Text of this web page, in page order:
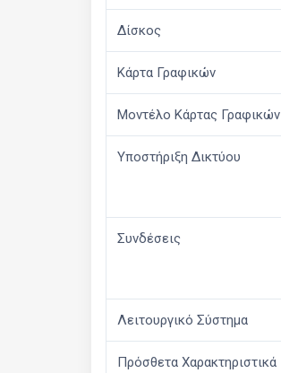
Δίσκος
Κάρτα Γραφικών
Μοντέλο Κάρτας Γραφικών
Υποστήριξη Δικτύου
Συνδέσεις
Λειτουργικό Σύστημα
Πρόσθετα Χαρακτηριστικά